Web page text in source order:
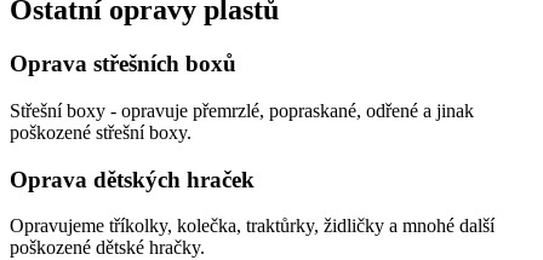
Ostatní opravy plastů
Oprava střešních boxů
Střešní boxy - opravuje přemrzlé, popraskané, odřené a jinak
poškozené střešní boxy.
Oprava dětských hraček
Opravujeme tříkolky, kolečka, traktůrky, židličky a mnohé další
poškozené dětské hračky.